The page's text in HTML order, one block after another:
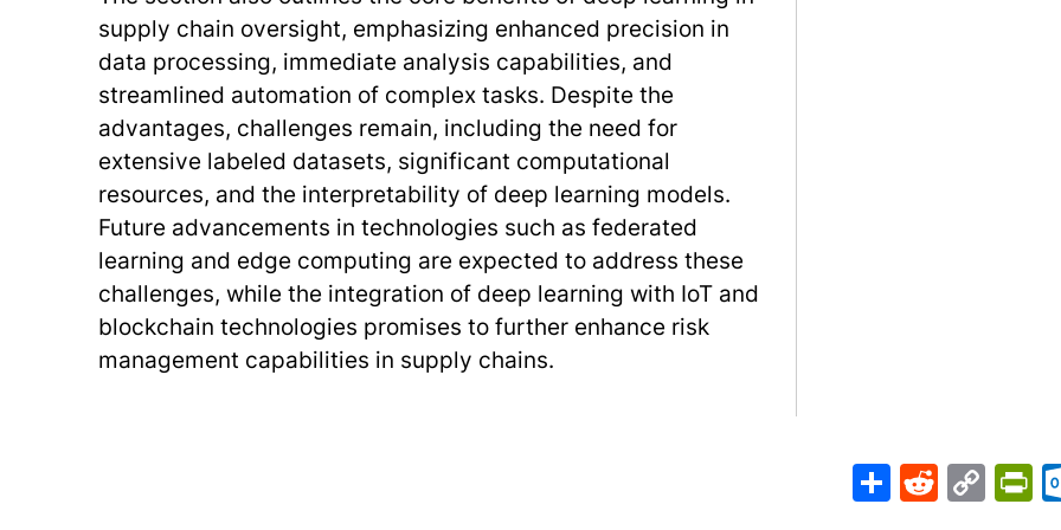
supply chain oversight, emphasizing enhanced precision in
data processing, immediate analysis capabilities, and
streamlined automation of complex tasks. Despite the
advantages, challenges remain, including the need for
extensive labeled datasets, significant computational
resources, and the interpretability of deep learning models.
Future advancements in technologies such as federated
learning and edge computing are expected to address these
challenges, while the integration of deep learning with IoT and
blockchain technologies promises to further enhance risk
management capabilities in supply chains.
Outlook.com
PrintFriendly
Copy
Reddit